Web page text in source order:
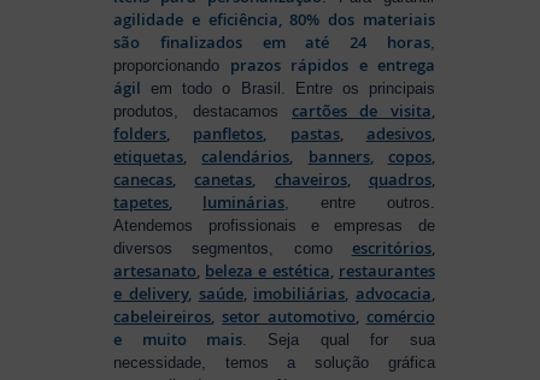
agilidade e eficiência, 80% dos materiais
são finalizados em até 24 horas,
proporcionando prazos rápidos e entrega
ágil em todo o Brasil. Entre os principais
produtos, destacamos cartões de visita,
folders, panfletos, pastas, adesivos,
etiquetas,calendários, banners, copos,
canecas,canetas, chaveiros, quadros,
tapetes, luminárias, entre outros.
Atendemos profissionais e empresas de
diversos segmentos, como escritórios,
artesanato, beleza e estética, restaurantes
e delivery, saúde, imobiliárias, advocacia,
cabeleireiros, setor automotivo, comércio
e muito mais. Seja qual for sua
necessidade, temos a solução gráfica